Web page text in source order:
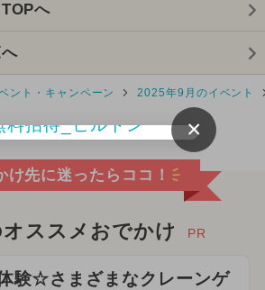
ベント
ベント
ベント
イベント
ベント
ベント
へ
ント・キャンペーン 2025年9月のイベント
け先に迷ったらココ！
ススメおでかけ PR
験☆さまざまなクレーンゲ
×